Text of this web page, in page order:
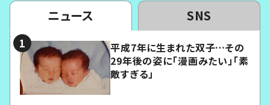
ニュース SNS
平成7年に生まれた双子…その
29年後の姿に「漫画みたい」「素
敵すぎる」